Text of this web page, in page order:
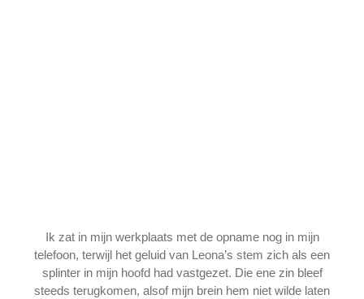
Ik zat in mijn werkplaats met de opname nog in mijn
telefoon, terwijl het geluid van Leona’s stem zich als een
splinter in mijn hoofd had vastgezet. Die ene zin bleef
steeds terugkomen, alsof mijn brein hem niet wilde laten